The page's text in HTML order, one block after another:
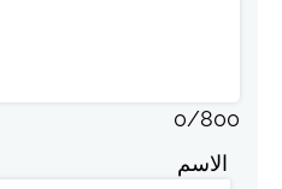
0/800
الاسم